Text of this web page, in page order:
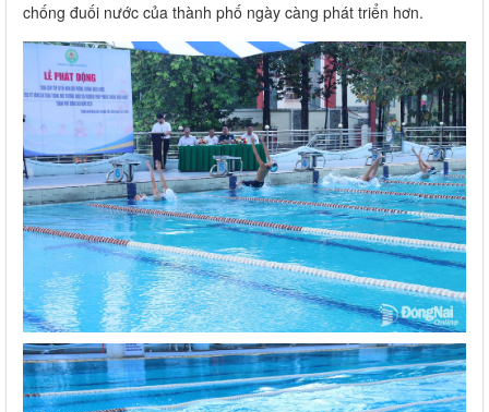
chống đuối nước của thành phố ngày càng phát triển hơn.